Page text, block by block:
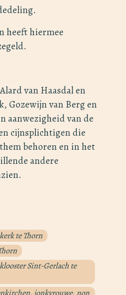
heeft hiermee
van Haasdal en
Gozewijn van Berg en
aanwezigheid van de
cijnsplichtigen die
behoren en in het
andere
te Thorn
Sint-Gerlach te